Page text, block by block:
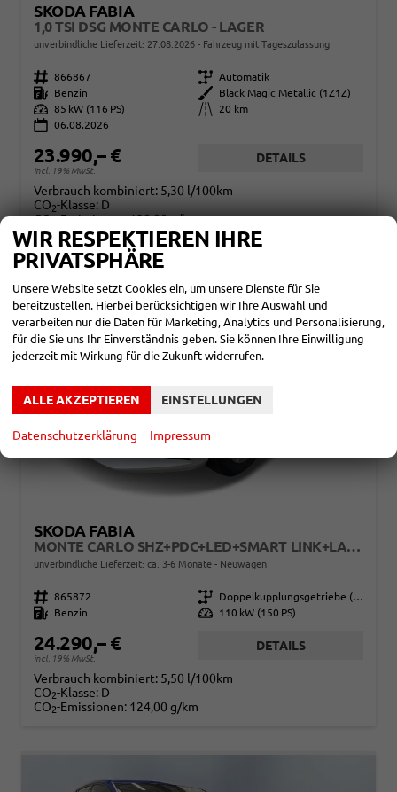
SKODA FABIA
1,0 TSI DSG MONTE CARLO - LAGER
unverbindliche Lieferzeit: 27.08.2026 Fahrzeug mit Tageszulassung
Fahrzeugnr. 866867 Getriebe Automatik
Kraftstoff
Benzin Außenfarbe
Black Magic Metallic (1Z1Z)
Leistung 85 kW (116 PS) Kilometerstand
20 km
06.08.2026
23.990,– €
incl. 19% MwSt.
DETAILS
Verbrauch kombiniert: 5,30 l/100km
CO2-Klasse: D
CO -Emissionen:120,00 g/km
SKODA FABIA
MONTE CARLO SHZ+PDC+LED+SMART LINK+LANE ASSIST+16 LM
unverbindliche Lieferzeit: ca. 3-6 Monate Neuwagen
Fahrzeugnr. 865872 Getriebe
Doppelkupplungsgetriebe (DSG)
Kraftstoff
Benzin Leistung 110 kW (150 PS)
24.290,– €
incl. 19% MwSt.
DETAILS
Verbrauch kombiniert: 5,50 l/100km
CO2-Klasse: D
CO2-Emissionen: 124,00 g/km
WIR RESPEKTIEREN IHRE
PRIVATSPHÄRE
Unsere Website setzt Cookies ein, um unsere Dienste für Sie
bereitzustellen. Hierbei berücksichtigen wir Ihre Auswahl und
verarbeiten nur die Daten für Marketing, Analytics und Personalisierung,
für die Sie uns Ihr Einverständnis geben. Sie können Ihre Einwilligung
jederzeit mit Wirkung für die Zukunft widerrufen.
ALLE AKZEPTIEREN EINSTELLUNGEN
Datenschutzerklärung Impressum